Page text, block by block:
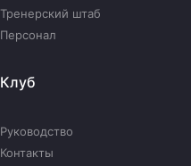
Тренерский штаб
Персонал
Клуб
Руководство
Контакты